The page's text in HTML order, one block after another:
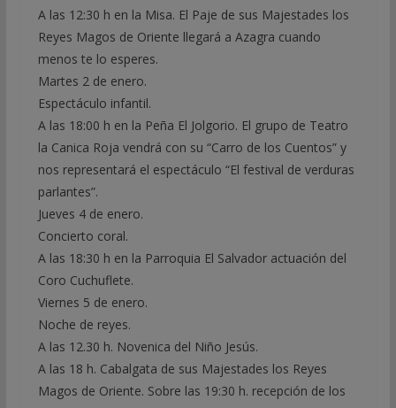
A las 12:30 h en la Misa. El Paje de sus Majestades los
Reyes Magos de Oriente llegará a Azagra cuando
menos te lo esperes.
Martes 2 de enero.
Espectáculo infantil.
A las 18:00 h en la Peña El Jolgorio. El grupo de Teatro
la Canica Roja vendrá con su “Carro de los Cuentos” y
nos representará el espectáculo “El festival de verduras
parlantes”.
Jueves 4 de enero.
Concierto coral.
A las 18:30 h en la Parroquia El Salvador actuación del
Coro Cuchuflete.
Viernes 5 de enero.
Noche de reyes.
A las 12.30 h. Novenica del Niño Jesús.
A las 18 h. Cabalgata de sus Majestades los Reyes
Magos de Oriente. Sobre las 19:30 h. recepción de los